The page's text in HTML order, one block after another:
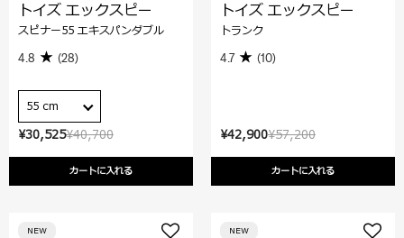
¥40,700
¥30,525
カートに入れる
トイズ エックスピー
スピナー55 エキスパンダブル
4.8 (28)
55 cm
¥57,200
¥42,900
カートに入れる
トイズ エックスピー
トランク
4.7 (10)
NEW NEW